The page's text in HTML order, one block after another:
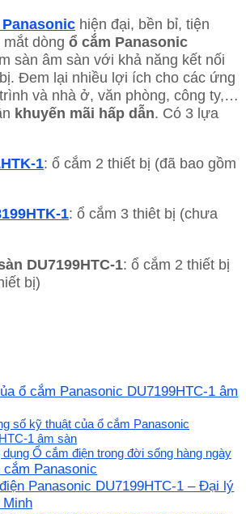
hiện đại, bền bỉ, tiện
dòng ổ cắm Panasonic
sàn âm sàn với khả năng kết nối
Đem lại nhiều lợi ích cho các ứng
và nhà ở, văn phòng, công ty,…
khuyến mãi hấp dẫn. Có 3 lựa
1: ổ cắm 2 thiết bị (đã bao gồm
1: ổ cắm 3 thiêt bị (chưa
DU7199HTC-1: ổ cắm 2 thiết bị
bị)
ổ cắm Panasonic DU7199HTC-1 âm
số kỹ thuật của ổ cắm Panasonic
1 âm sàn
Ổ cắm điện trong đời sống hàng ngày
cắm Panasonic
Panasonic DU7199HTC-1 – Đại lý
Minh